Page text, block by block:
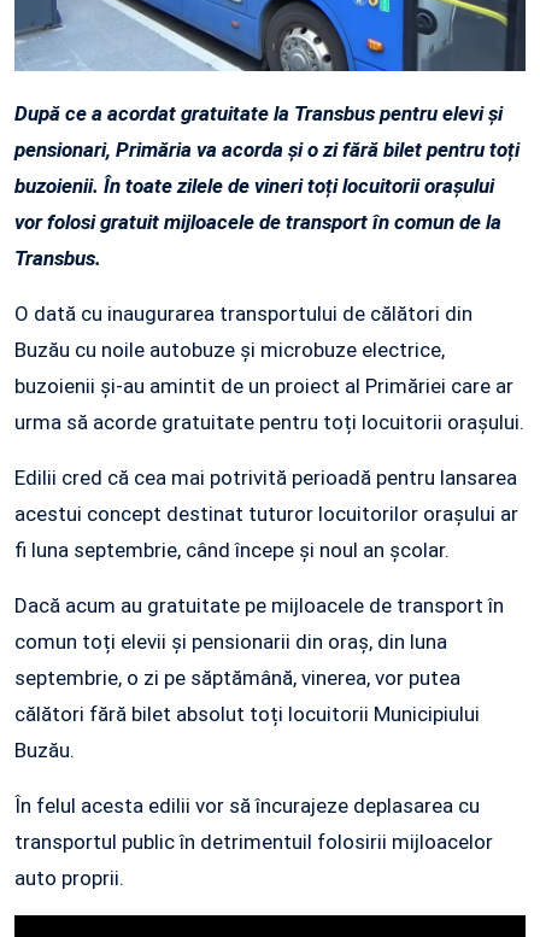
După ce a acordat gratuitate la Transbus pentru elevi și
pensionari, Primăria va acorda și o zi fără bilet pentru toți
buzoienii. În toate zilele de vineri toți locuitorii orașului
vor folosi gratuit mijloacele de transport în comun de la
Transbus.
O dată cu inaugurarea transportului de călători din
Buzău cu noile autobuze și microbuze electrice,
buzoienii și-au amintit de un proiect al Primăriei care ar
urma să acorde gratuitate pentru toți locuitorii orașului.
Edilii cred că cea mai potrivită perioadă pentru lansarea
acestui concept destinat tuturor locuitorilor orașului ar
fi luna septembrie, când începe și noul an școlar.
Dacă acum au gratuitate pe mijloacele de transport în
comun toți elevii și pensionarii din oraș, din luna
septembrie, o zi pe săptămână, vinerea, vor putea
călători fără bilet absolut toți locuitorii Municipiului
Buzău.
În felul acesta edilii vor să încurajeze deplasarea cu
transportul public în detrimentuil folosirii mijloacelor
auto proprii.